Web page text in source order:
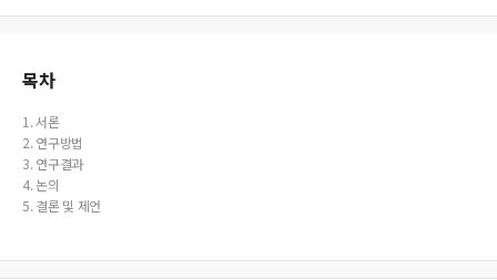
hem had no significant relationship with preventive behavior intention. On the
n addition, it will be necessary to consider medical check-ups for increasing th
preventive behavior intention.
목차
1. 서론
2. 연구방법
3. 연구결과
4. 논의
5. 결론 및 제언